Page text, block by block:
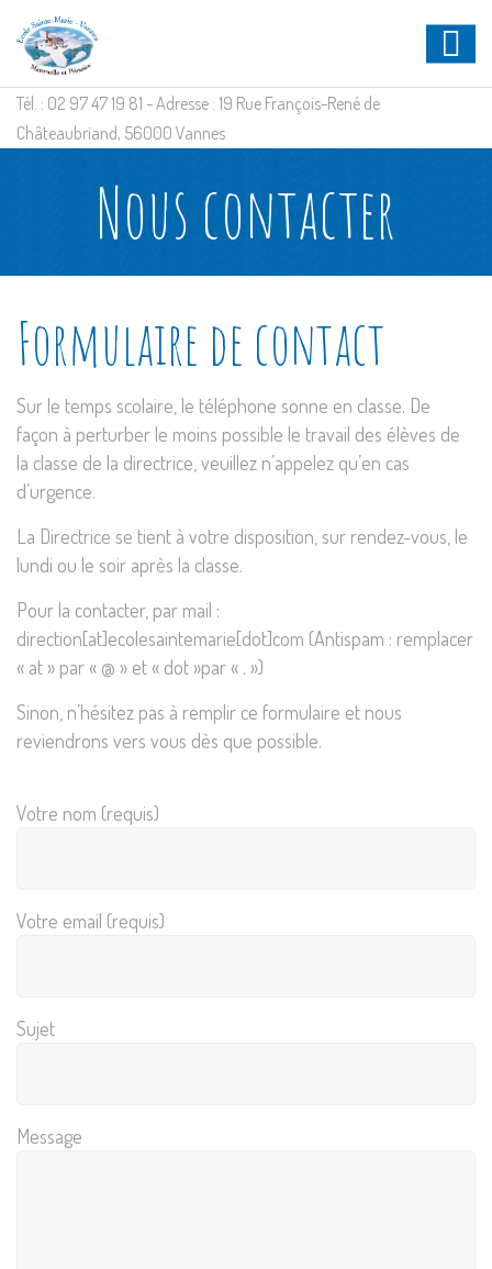
Tél. : 02 97 47 19 81 - Adresse : 19 Rue François-René de
Châteaubriand, 56000 Vannes
Nous contacter
Formulaire de contact
Sur le temps scolaire, le téléphone sonne en classe. De
façon à perturber le moins possible le travail des élèves de
la classe de la directrice, veuillez n’appelez qu’en cas
d’urgence.
La Directrice se tient à votre disposition, sur rendez-vous, le
lundi ou le soir après la classe.
Pour la contacter, par mail :
direction[at]ecolesaintemarie[dot]com (Antispam : remplacer
« at » par « @ » et « dot »par « . »)
Sinon, n’hésitez pas à remplir ce formulaire et nous
reviendrons vers vous dès que possible.
Votre nom (requis)
Votre email (requis)
Sujet
Message